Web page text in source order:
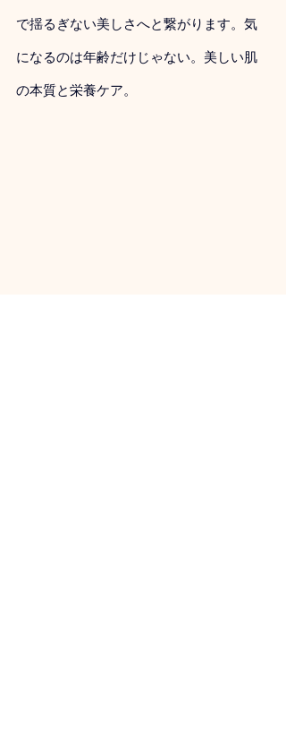
で揺るぎない美しさへと繋がります。 気
になるのは年齢だけじゃない。美しい肌
の本質と栄養ケア。